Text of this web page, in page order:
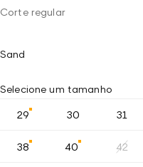
Corte regular
Sand
Selecione um tamanho
29 30 31
38 40 42